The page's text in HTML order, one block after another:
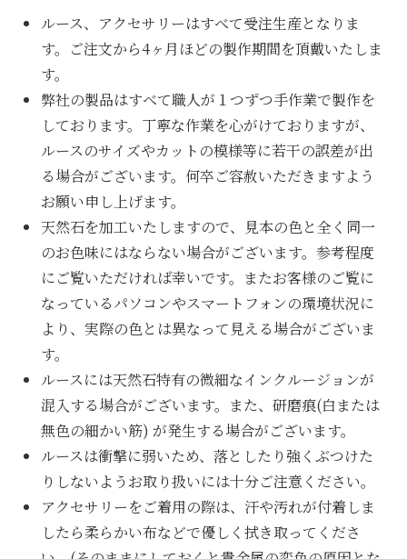
ルース、アクセサリーはすべて受注生産となりま
す。ご注文から4ヶ月ほどの製作期間を頂戴いたしま
す。
弊社の製品はすべて職人が１つずつ手作業で製作を
しております。丁寧な作業を心がけておりますが、
ルースのサイズやカットの模様等に若干の誤差が出
る場合がございます。何卒ご容赦いただきますよう
お願い申し上げます。
天然石を加工いたしますので、見本の色と全く同一
のお色味にはならない場合がございます。参考程度
にご覧いただければ幸いです。またお客様のご覧に
なっているパソコンやスマートフォンの環境状況に
より、実際の色とは異なって見える場合がございま
す。
ルースには天然石特有の微細なインクルージョンが
混入する場合がございます。また、研磨痕(白または
無色の細かい筋) が発生する場合がございます。
ルースは衝撃に弱いため、落としたり強くぶつけた
りしないようお取り扱いには十分ご注意ください。
アクセサリーをご着用の際は、汗や汚れが付着しま
したら柔らかい布などで優しく拭き取ってくださ